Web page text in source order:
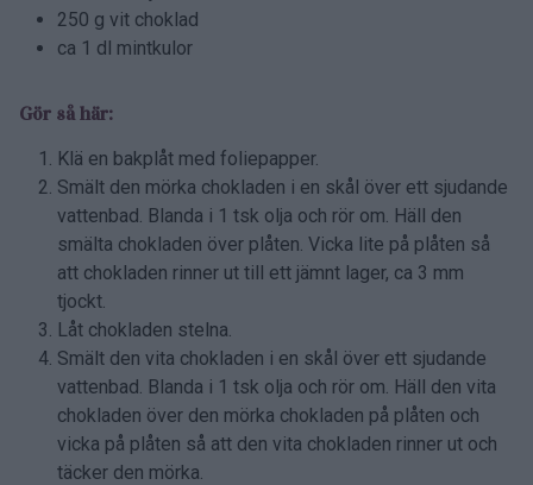
250 g vit choklad
ca 1 dl mintkulor
Gör så här:
Klä en bakplåt med foliepapper.
Smält den mörka chokladen i en skål över ett sjudande
vattenbad. Blanda i 1 tsk olja och rör om. Häll den
smälta chokladen över plåten. Vicka lite på plåten så
att chokladen rinner ut till ett jämnt lager, ca 3 mm
tjockt.
Låt chokladen stelna.
Smält den vita chokladen i en skål över ett sjudande
vattenbad. Blanda i 1 tsk olja och rör om. Häll den vita
chokladen över den mörka chokladen på plåten och
vicka på plåten så att den vita chokladen rinner ut och
täcker den mörka.